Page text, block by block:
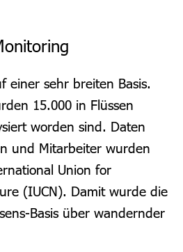
einer sehr breiten Basis.
15.000 in Flüssen
worden sind. Daten
und Mitarbeiter wurden
Union for
(IUCN). Damit wurde die
Basis über wandernder